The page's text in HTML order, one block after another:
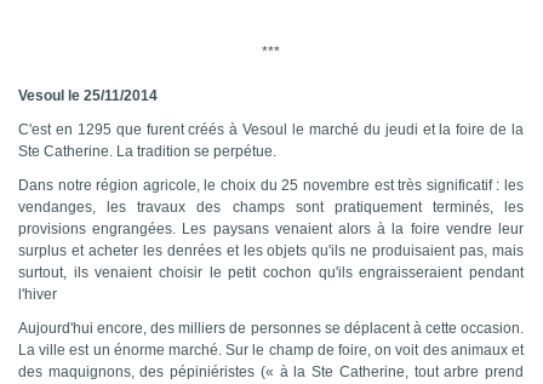
***
Vesoul
le 25/11/2014
C'est en 1295 que furent créés à Vesoul le marché du jeudi et la foire de la
Ste Catherine. La tradition se perpétue.
Dans notre région agricole, le choix du 25 novembre est très significatif : les
vendanges, les travaux des champs sont pratiquement terminés, les
provisions engrangées. Les paysans venaient alors à la foire vendre leur
surplus et acheter les denrées et les objets qu'ils ne produisaient pas, mais
surtout, ils venaient choisir le petit cochon qu'ils engraisseraient pendant
l'hiver
Aujourd'hui encore, des milliers de personnes se déplacent à cette occasion.
La ville est un énorme marché. Sur le champ de foire, on voit des animaux et
des maquignons, des pépiniéristes (« à la Ste Catherine, tout arbre prend